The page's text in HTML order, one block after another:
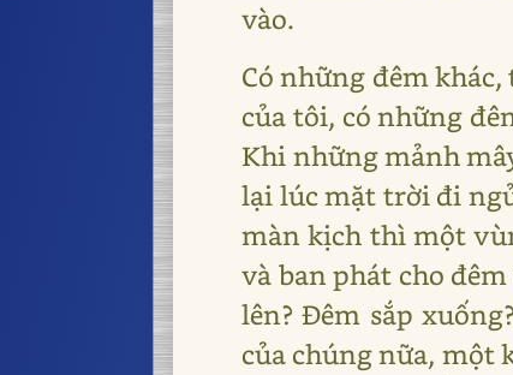
vào.
Có những đêm
của tôi, có những
Khi những mảnh
lại lúc mặt trời đi
màn kịch thì một
và ban phát cho
lên? Đêm sắp
của chúng nữa, một